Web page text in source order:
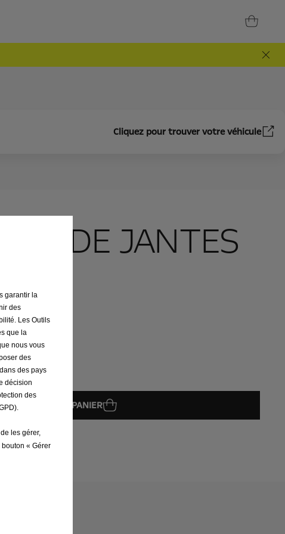
Cliquez pour trouver votre véhicule
DE JANTES
AJOUTER AU PANIER
garantir la
des
Les Outils
que la
nous vous
des
des pays
décision
des
les gérer,
« Gérer